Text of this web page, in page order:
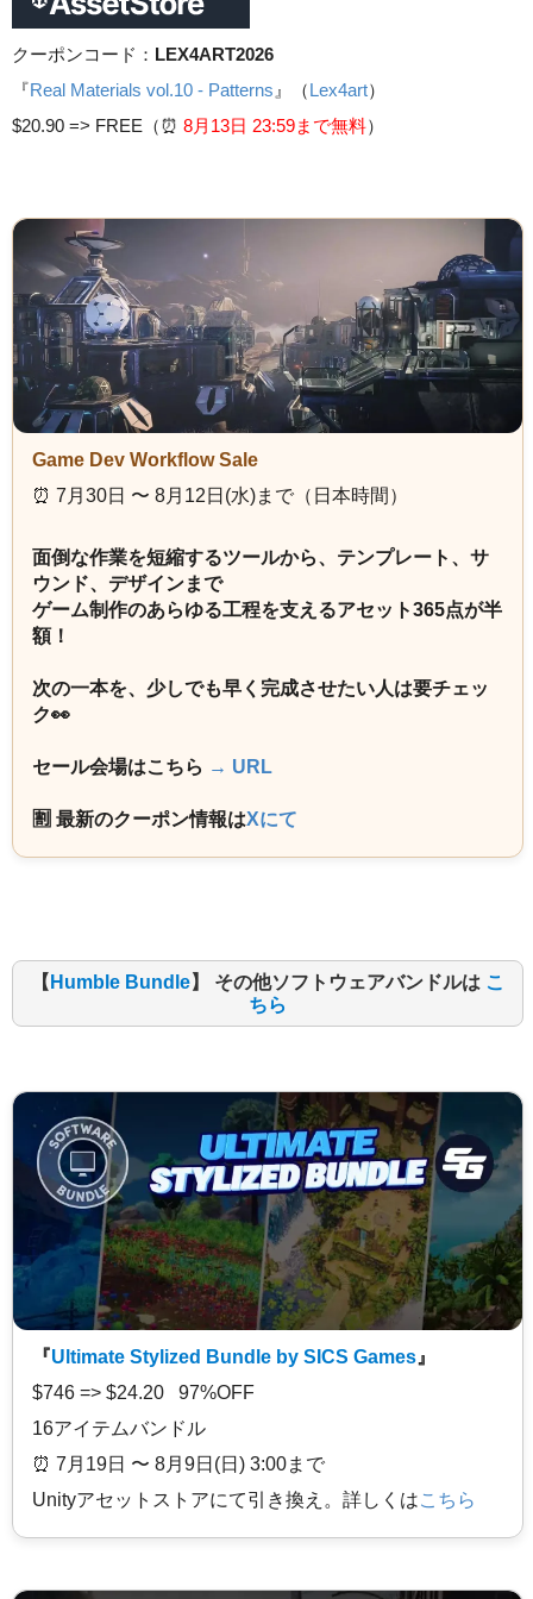
クーポンコード： LEX4ART2026
『Real Materials vol.10 - Patterns 』（Lex4art）
$20.90 => FREE（⏰️ 8月13日 23:59まで無料）
Game Dev Workflow Sale
⏰️ 7月30日 〜 8月12日(水)まで（日本時間）
面倒な作業を短縮するツールから、テンプレート、サ
ウンド、デザインまで
ゲーム制作のあらゆる工程を支えるアセット365点が半
額！
次の一本を、少しでも早く完成させたい人は要チェッ
ク👀
セール会場はこちら → URL
🈹 最新のクーポン情報はXにて
【 Humble Bundle】 その他ソフトウェアバンドルは こ
ちら
『Ultimate Stylized Bundle by SICS Games 』
$746 => $24.20 97%OFF
16アイテムバンドル
⏰️ 7月19日 〜 8月9日(日) 3:00まで
Unityアセットストアにて引き換え。詳しくはこちら